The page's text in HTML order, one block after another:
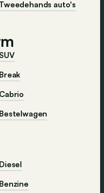
Tweedehands auto's
SUV
Break
Cabrio
Bestelwagen
Diesel
Benzine